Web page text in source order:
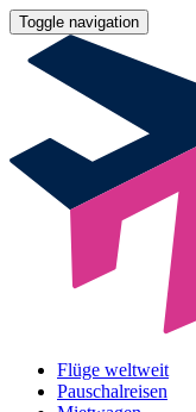
Toggle navigation
Flüge weltweit
Pauschalreisen